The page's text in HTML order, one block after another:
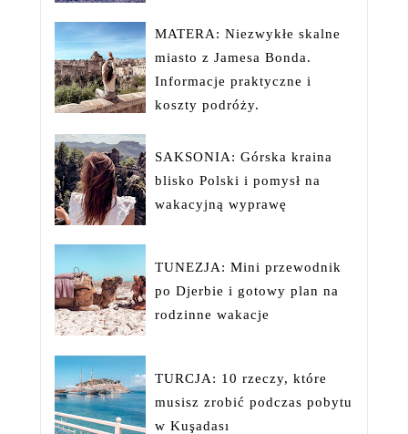
MATERA: Niezwykłe skalne
miasto z Jamesa Bonda.
Informacje praktyczne i
koszty podróży.
SAKSONIA: Górska kraina
blisko Polski i pomysł na
wakacyjną wyprawę
TUNEZJA: Mini przewodnik
po Djerbie i gotowy plan na
rodzinne wakacje
TURCJA: 10 rzeczy, które
musisz zrobić podczas pobytu
w Kuşadası